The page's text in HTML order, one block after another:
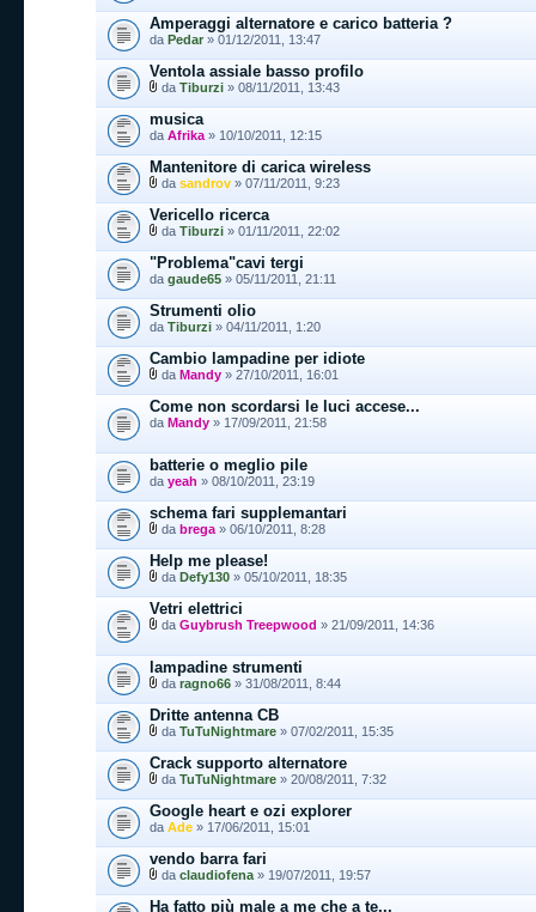
Amperaggi alternatore e carico batteria ?
da Pedar » 01/12/2011, 13:47
Ventola assiale basso profilo
da Tiburzi » 08/11/2011, 13:43
musica
da Afrika » 10/10/2011, 12:15
Mantenitore di carica wireless
da sandrov » 07/11/2011, 9:23
Vericello ricerca
da Tiburzi » 01/11/2011, 22:02
"Problema"cavi tergi
da gaude65 » 05/11/2011, 21:11
Strumenti olio
da Tiburzi » 04/11/2011, 1:20
Cambio lampadine per idiote
da Mandy » 27/10/2011, 16:01
Come non scordarsi le luci accese...
da Mandy » 17/09/2011, 21:58
batterie o meglio pile
da yeah » 08/10/2011, 23:19
schema fari supplemantari
da brega » 06/10/2011, 8:28
Help me please!
da Defy130 » 05/10/2011, 18:35
Vetri elettrici
da Guybrush Treepwood » 21/09/2011, 14:36
lampadine strumenti
da ragno66 » 31/08/2011, 8:44
Dritte antenna CB
da TuTuNightmare » 07/02/2011, 15:35
Crack supporto alternatore
da TuTuNightmare » 20/08/2011, 7:32
Google heart e ozi explorer
da Ade » 17/06/2011, 15:01
vendo barra fari
da claudiofena » 19/07/2011, 19:57
Ha fatto più male a me che a te...